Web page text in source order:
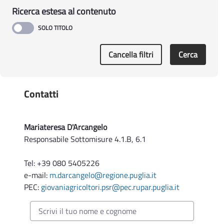
Sottomisura 6.1 - Undicesimo provvedimento di
concessione degli aiuti ai giovani agricoltori
collocati nella graduatoria di cui alla DAG n.
478/2020 (BURP n. 161 del 03/12/2020)
Ricerca estesa al contenuto
Cancella filtri Cerca
Contatti
Mariateresa D'Arcangelo
Responsabile Sottomisure 4.1.B, 6.1
Tel: +39 080 5405226
e-mail: m.darcangelo@regione.puglia.it
PEC: giovaniagricoltori.psr@pec.rupar.puglia.it